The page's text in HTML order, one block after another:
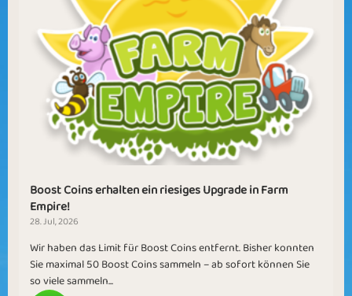
Boost Coins erhalten ein riesiges Upgrade in Farm
Empire!
28. Jul, 2026
Wir haben das Limit für Boost Coins entfernt. Bisher konnten
Sie maximal 50 Boost Coins sammeln – ab sofort können Sie
so viele sammeln...